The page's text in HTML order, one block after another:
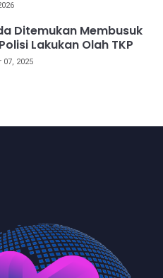
Ditemukan Membusuk
Lakukan Olah TKP
2025